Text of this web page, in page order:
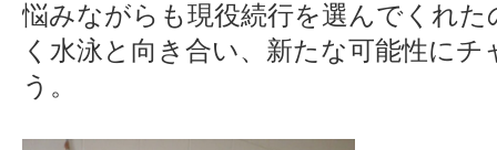
悩みながらも現役続行を選んでくれ
く水泳と向き合い、新たな可能性に
う。